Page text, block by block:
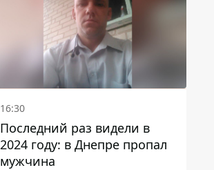
16:30
Последний раз видели в
2024 году: в Днепре пропал
мужчина